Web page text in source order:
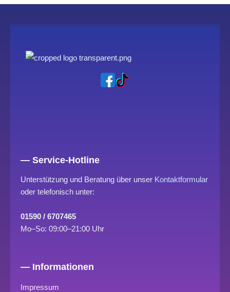
— Service-Hotline
Unterstützung und Beratung über unser Kontaktformular
oder telefonisch unter:
01590 / 6707465
Mo–So: 09:00–21:00 Uhr
— Informationen
Impressum